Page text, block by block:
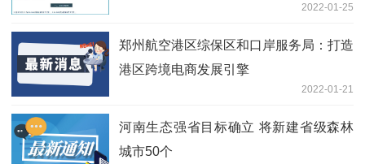
2022-01-25
郑州航空港区综保区和口岸服务局：打造
港区跨境电商发展引擎
2022-01-21
河南生态强省目标确立 将新建省级森林
城市50个